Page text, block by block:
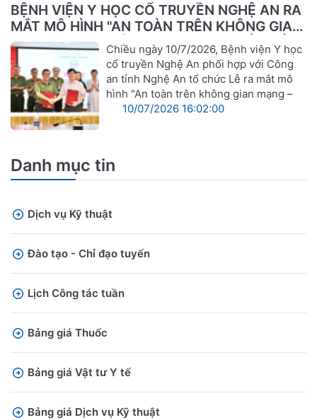
BỆNH VIỆN Y HỌC CỔ TRUYỀN NGHỆ AN RA
MẮT MÔ HÌNH "AN TOÀN TRÊN KHÔNG GIAN
MẠNG – VỮNG VÀNG TRONG CHUYỂN ĐỔI
SỐ"
Chiều ngày 10/7/2026, Bệnh viện Y học
cổ truyền Nghệ An phối hợp với Công
an tỉnh Nghệ An tổ chức Lễ ra mắt mô
hình "An toàn trên không gian mạng –
10/07/2026 16:02:00
Danh mục tin
Dịch vụ Kỹ thuật
Đào tạo - Chỉ đạo tuyến
Lịch Công tác tuần
Bảng giá Thuốc
Bảng giá Vật tư Y tế
Bảng giá Dịch vụ Kỹ thuật